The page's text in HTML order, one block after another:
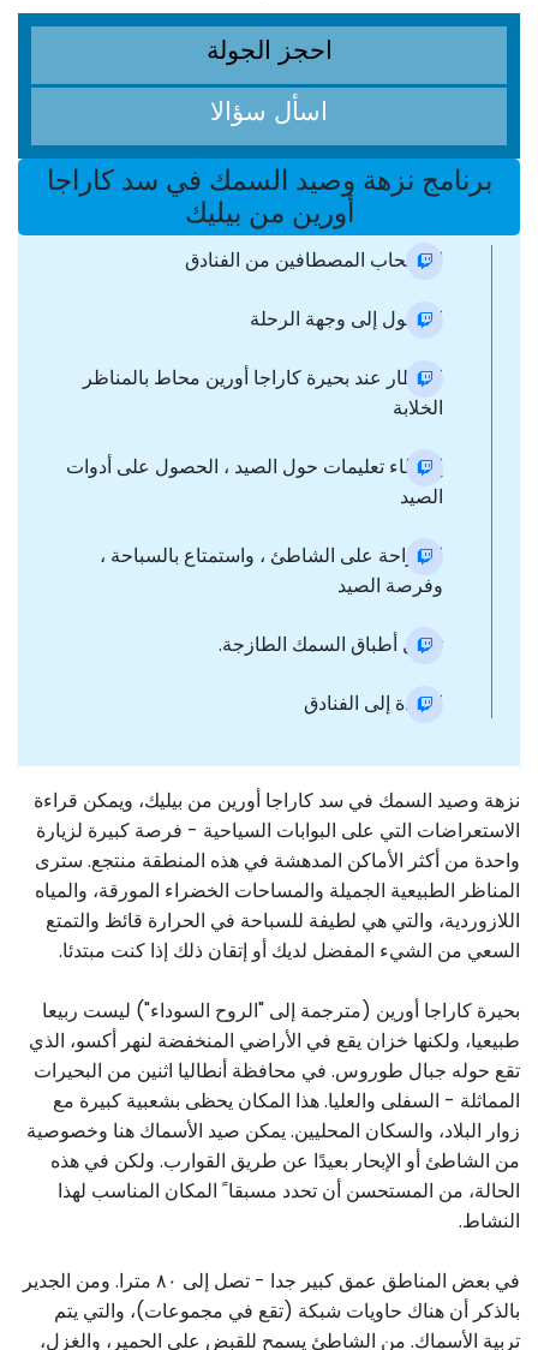
احجز الجولة
اسأل سؤالا
برنامج نزهة وصيد السمك في سد كاراجا
أورين من بيليك
اصطحاب المصطافين من الفنادق
الوصول إلى وجهة الرحلة
الإفطار عند بحيرة كاراجا أورين محاط بالمناظر
الخلابة
إعاطاء تعليمات حول الصيد ، الحصول على أدوات
الصيد
استراحة على الشاطئ ، واستمتاع بالسباحة ،
وفرصة الصيد
تناول أطباق السمك الطازجة.
العودة إلى الفنادق
نزهة وصيد السمك في سد كاراجا أورين من بيليك، ويمكن قراءة
الاستعراضات التي على البوابات السياحية - فرصة كبيرة لزيارة
واحدة من أكثر الأماكن المدهشة في هذه المنطقة منتجع. سترى
المناظر الطبيعية الجميلة والمساحات الخضراء المورقة، والمياه
اللازوردية، والتي هي لطيفة للسباحة في الحرارة قائظ والتمتع
السعي من الشيء المفضل لديك أو إتقان ذلك إذا كنت مبتدئا.
بحيرة كاراجا أورين (مترجمة إلى "الروح السوداء") ليست ربيعا
طبيعيا، ولكنها خزان يقع في الأراضي المنخفضة لنهر أكسو، الذي
تقع حوله جبال طوروس. في محافظة أنطاليا اثنين من البحيرات
المماثلة - السفلى والعليا. هذا المكان يحظى بشعبية كبيرة مع
زوار البلاد، والسكان المحليين. يمكن صيد الأسماك هنا وخصوصية
من الشاطئ أو الإبحار بعيدًا عن طريق القوارب. ولكن في هذه
الحالة، من المستحسن أن تحدد مسبقا ً المكان المناسب لهذا
النشاط.
في بعض المناطق عمق كبير جدا - تصل إلى ٨٠ مترا. ومن الجدير
بالذكر أن هناك حاويات شبكة (تقع في مجموعات)، والتي يتم
تربية الأسماك. من الشاطئ يسمح للقبض على الحمير، والغزل،